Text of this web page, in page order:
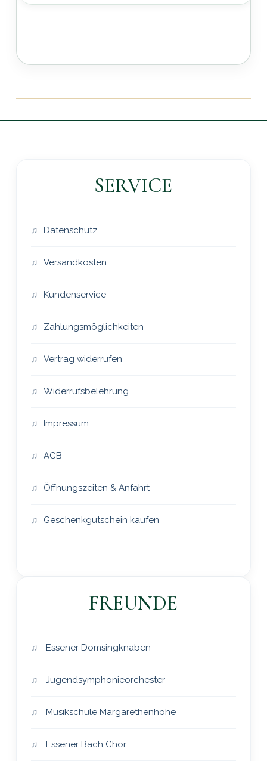
SERVICE
Datenschutz
Versandkosten
Kundenservice
Zahlungsmöglichkeiten
Vertrag widerrufen
Widerrufsbelehrung
Impressum
AGB
Öffnungszeiten & Anfahrt
Geschenkgutschein kaufen
FREUNDE
Essener Domsingknaben
Jugendsymphonieorchester
Musikschule Margarethenhöhe
Essener Bach Chor